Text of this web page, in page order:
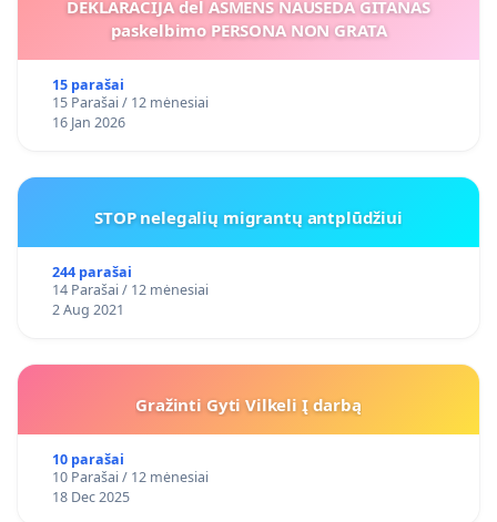
DEKLARACIJA del ASMENS NAUSEDA GITANAS
paskelbimo PERSONA NON GRATA
15 parašai
15 Parašai / 12 mėnesiai
16 Jan 2026
STOP nelegalių migrantų antplūdžiui
244 parašai
14 Parašai / 12 mėnesiai
2 Aug 2021
Gražinti Gyti Vilkeli Į darbą
10 parašai
10 Parašai / 12 mėnesiai
18 Dec 2025